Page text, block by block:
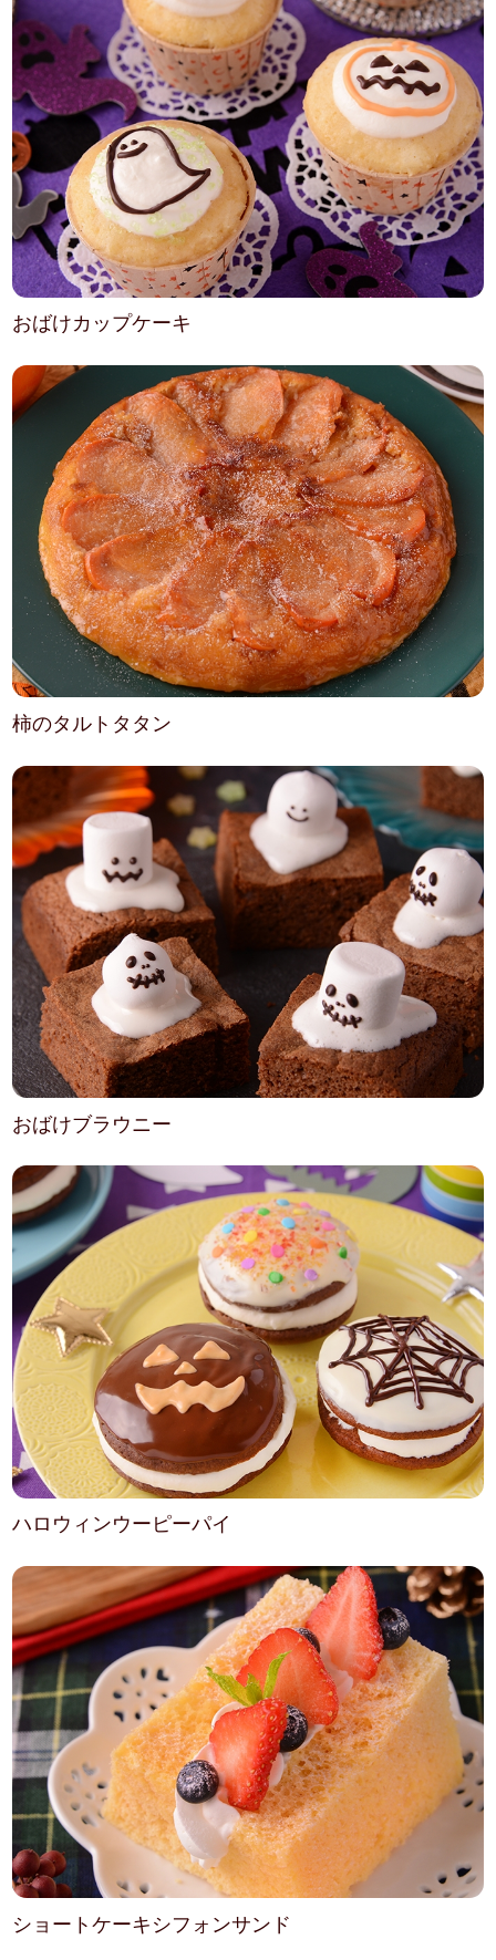
おばけカップケーキ
柿のタルトタタン
おばけブラウニー
ハロウィンウーピーパイ
ショートケーキシフォンサンド